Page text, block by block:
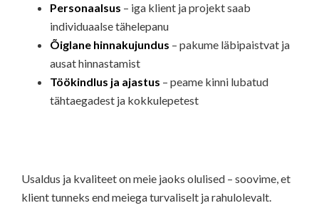
Personaalsus – iga klient ja projekt saab
individuaalse tähelepanu
Õiglane hinnakujundus – pakume läbipaistvat ja
ausat hinnastamist
Töökindlus ja ajastus – peame kinni lubatud
tähtaegadest ja kokkulepetest
Usaldus ja kvaliteet on meie jaoks olulised – soovime, et
klient tunneks end meiega turvaliselt ja rahulolevalt.